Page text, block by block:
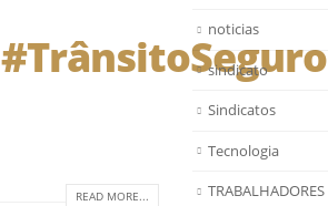
#TrânsitoSeguro
READ MORE...
noticias
sindicato
Sindicatos
Tecnologia
TRABALHADORES